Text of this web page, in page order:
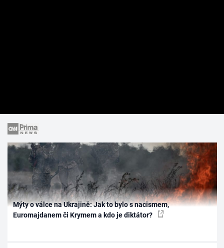
Mýty o válce na Ukrajině: Jak to bylo s nacismem,
Euromajdanem či Krymem a kdo je diktátor?